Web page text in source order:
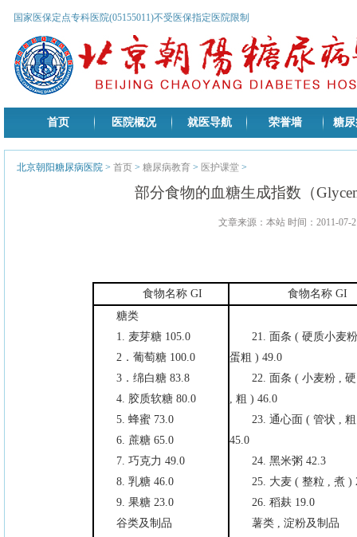
国家医保定点专科医院(05155011)不受医保指定医院限制
首页 医院概况 就医导航 荣誉墙 糖
北京朝阳糖尿病医院 > 首页 > 糖尿病教育 > 医护课堂 >
部分食物的血糖生成指数（
文章来源：本站 时间：2011-07-
食物名称 GI
食物名称 GI
糖类
1. 麦芽糖 105.0
2．葡萄糖 100.0
3．绵白糖 83.8
4. 胶质软糖 80.0
5. 蜂蜜 73.0
6. 蔗糖 65.0
7. 巧克力 49.0
8. 乳糖 46.0
9. 果糖 23.0
谷类及制品
21. 面条 ( 硬质小麦
蛋粗 ) 49.0
22. 面条 ( 小麦粉 ,
, 粗 ) 46.0
23. 通心面 ( 管状 ,
45.0
24. 黑米粥 42.3
25. 大麦 ( 整粒 , 煮 )
26. 稻麸 19.0
薯类 , 淀粉及制品